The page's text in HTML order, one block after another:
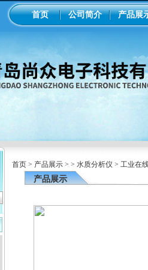
首页 公司简介 产品展
首页 > 产品展示 > > 水质分析仪 > 工业在
产品展示